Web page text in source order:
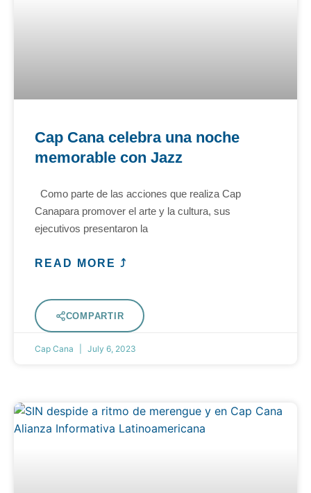
Cap Cana celebra una noche
memorable con Jazz
Como parte de las acciones que realiza Cap
Canapara promover el arte y la cultura, sus
ejecutivos presentaron la
READ MORE ⤴
COMPARTIR
Cap Cana July 6, 2023